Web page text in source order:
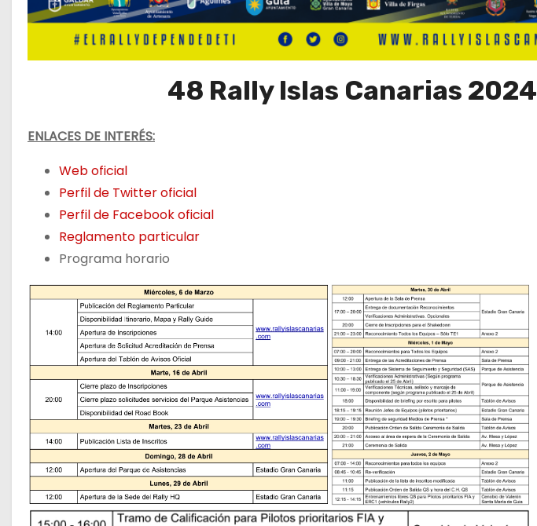
48 Rally Islas Canarias 2024
ENLACES DE INTERÉS:
Web oficial
Perfil de Twitter oficial
Perfil de Facebook oficial
Reglamento particular
Programa horario